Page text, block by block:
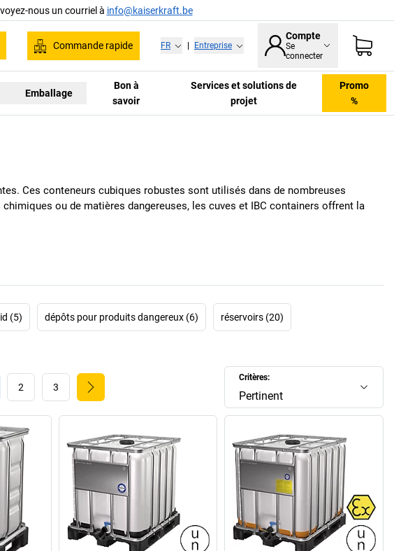
nous un courriel à info@kaiserkraft.be
Commande rapide FR Entreprise
Compte
Se
connecter
Emballage
Bon à
savoir
Services et solutions de
projet
Promo
%
Ces conteneurs cubiques robustes sont utilisés dans de nombreuses
ou de matières dangereuses, les cuves et IBC containers offrent la
(5) dépôts pour produits dangereux (6) réservoirs (20)
Critères:
Pertinent
2 3